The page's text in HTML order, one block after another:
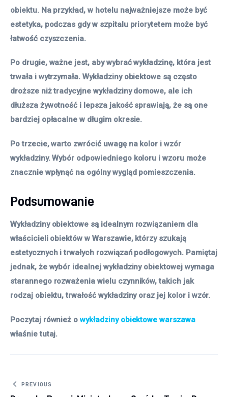
obiektu. Na przykład, w hotelu najważniejsze może być
estetyka, podczas gdy w szpitalu priorytetem może być
łatwość czyszczenia.
Po drugie, ważne jest, aby wybrać wykładzinę, która jest
trwała i wytrzymała. Wykładziny obiektowe są często
droższe niż tradycyjne wykładziny domowe, ale ich
dłuższa żywotność i lepsza jakość sprawiają, że są one
bardziej opłacalne w długim okresie.
Po trzecie, warto zwrócić uwagę na kolor i wzór
wykładziny. Wybór odpowiedniego koloru i wzoru może
znacznie wpłynąć na ogólny wygląd pomieszczenia.
Podsumowanie
Wykładziny obiektowe są idealnym rozwiązaniem dla
właścicieli obiektów w Warszawie, którzy szukają
estetycznych i trwałych rozwiązań podłogowych. Pamiętaj
jednak, że wybór idealnej wykładziny obiektowej wymaga
starannego rozważenia wielu czynników, takich jak
rodzaj obiektu, trwałość wykładziny oraz jej kolor i wzór.
Poczytaj również owykładziny obiektowe warszawa
właśnie tutaj.
Nawigacja wpisu
PREVIOUS